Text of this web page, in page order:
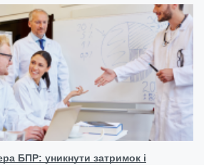
БПР: уникнути затримок і